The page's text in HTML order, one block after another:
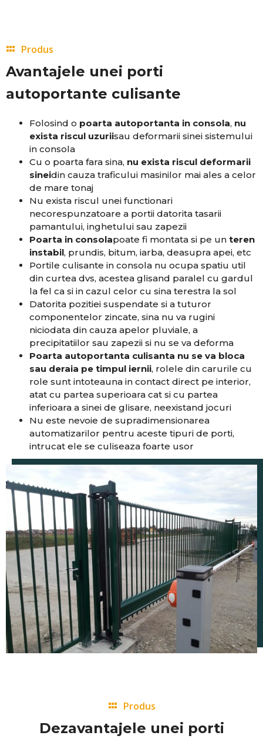
Produs
Avantajele unei porti
autoportante culisante
Folosind o poarta autoportanta in consola, nu
exista riscul uzuriisau deformarii sinei sistemului
in consola
Cu o poarta fara sina, nu exista riscul deformarii
sineidin cauza traficului masinilor mai ales a celor
de mare tonaj
Nu exista riscul unei functionari
necorespunzatoare a portii datorita tasarii
pamantului, inghetului sau zapezii
Poarta in consolapoate fi montata si pe un teren
instabil, prundis, bitum, iarba, deasupra apei, etc
Portile culisante in consola nu ocupa spatiu util
din curtea dvs, acestea glisand paralel cu gardul
la fel ca si in cazul celor cu sina terestra la sol
Datorita pozitiei suspendate si a tuturor
componentelor zincate, sina nu va rugini
niciodata din cauza apelor pluviale, a
precipitatiilor sau zapezii si nu se va deforma
Poarta autoportanta culisanta nu se va bloca
sau deraia pe timpul iernii, rolele din carurile cu
role sunt intoteauna in contact direct pe interior,
atat cu partea superioara cat si cu partea
inferioara a sinei de glisare, neexistand jocuri
Nu este nevoie de supradimensionarea
automatizarilor pentru aceste tipuri de porti,
intrucat ele se culiseaza foarte usor
Produs
Dezavantajele unei porti